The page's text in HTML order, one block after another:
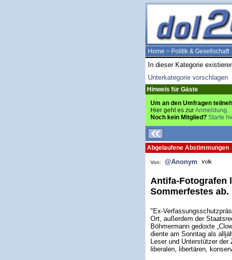
Home > Politik & Gesellschaft
In dieser Kategorie
Unterkategorie vorschlagen
Hinweis für Gäste
Um an den Umfragen
Hier geht es zurAnmeldung.
Noch kein Mitglied? Starte
Abgelaufene Abstimmungen
Von: @Anonym
Antifa-Fotografen
Sommerfestes
"Ex-
Ort, außerdem der
Böhmermann gedoxte
diente am Sonntag als
Leser und Unterstützer
liberalen, libertären,